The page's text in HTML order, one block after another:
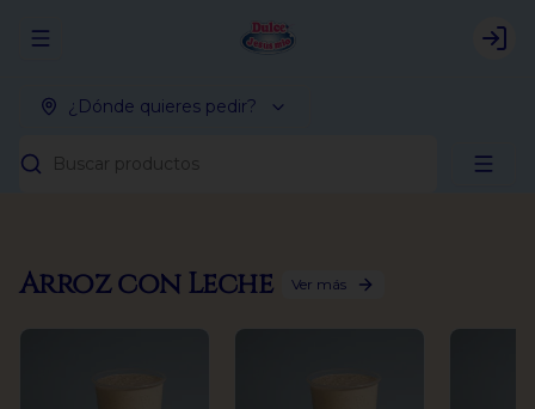
Abrir menu de navegación
¿Dónde quieres pedir?
Buscar productos
Arroz con Leche Ver más